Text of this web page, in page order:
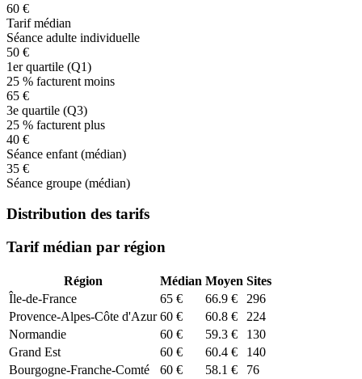
60 €
Tarif médian
Séance adulte individuelle
50 €
1er quartile (Q1)
25 % facturent moins
65 €
3e quartile (Q3)
25 % facturent plus
40 €
Séance enfant (médian)
35 €
Séance groupe (médian)
Distribution des tarifs
Tarif médian par région
Région Médian Moyen Sites
Île-de-France
65 € 66.9 €
296
Provence-Alpes-Côte d'Azur 60 € 60.8 €
224
Normandie
60 € 59.3 €
130
Grand Est
60 € 60.4 €
140
Bourgogne-Franche-Comté
60 € 58.1 €
76